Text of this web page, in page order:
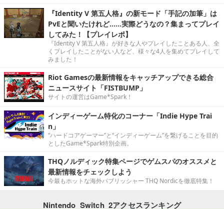
『Identity V 第五人格』の新モード「手記の加筆」は
PvEと聞いたけれど……実際どうなの？集まってプレイ
してみた！【プレイレポ】
『Identity V 第五人格』が好きな人やプレイしたことある人、全
くプレイしたことがない人など、様々な4人を集めてプレイして
みました！
Riot Gamesの最新情報をキャッチアップできる総合
ニュースサイト「FISTBUMP」
サイトの運営はGame*Spark！
インディーゲーム特化のコーナー「Indie Hype Trai
n」
“ハードコアゲーマー”と“インディーゲーム”を繋げることを目的
としたGame*Spark特別企画。
THQノルディック特集ページでゲムスパのオススメと
最新情報をチェックしよう
今最もホットな海外パブリッシャー THQ Nordicを徹底特集！
Nintendo Switch 2アクセスランキング